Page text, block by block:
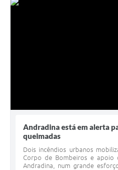
Andradina está em alerta
queimadas
Dois incêndios urbanos
Corpo de Bombeiros e apoio
Andradina, num grande